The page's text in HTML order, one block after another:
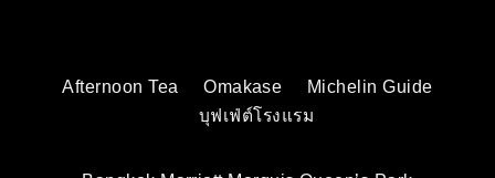
Afternoon Tea Omakase
Michelin Guide
บุฟเฟ่ต์โรงแรม